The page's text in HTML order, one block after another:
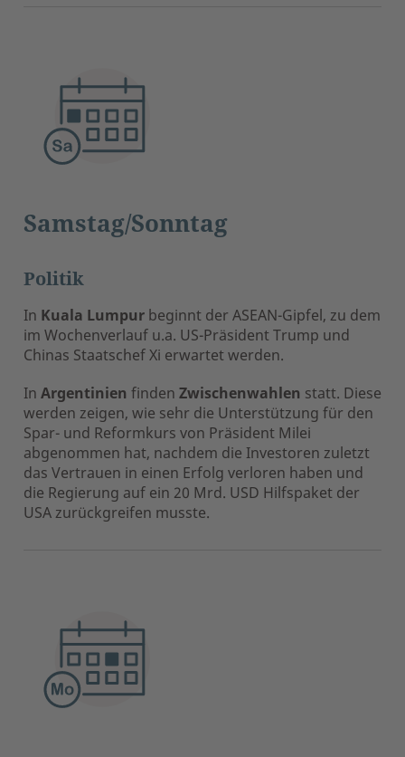
Samstag/Sonntag
Politik
In Kuala Lumpur beginnt der ASEAN-Gipfel, zu dem
im Wochenverlauf u.a. US-Präsident Trump und
Chinas Staatschef Xi erwartet werden.
In Argentinien finden Zwischenwahlen statt. Diese
werden zeigen, wie sehr die Unterstützung für den
Spar- und Reformkurs von Präsident Milei
abgenommen hat, nachdem die Investoren zuletzt
das Vertrauen in einen Erfolg verloren haben und
die Regierung auf ein 20 Mrd. USD Hilfspaket der
USA zurückgreifen musste.